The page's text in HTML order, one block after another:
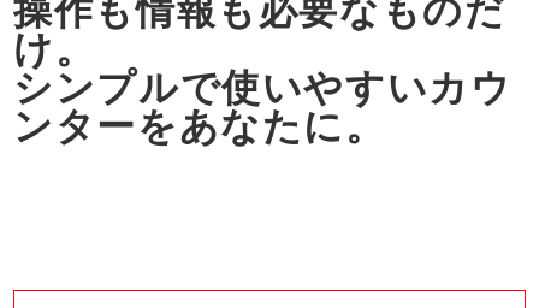
操作も情報も必要なものだ
け。
シンプルで使いやすいカウ
ンターをあなたに。